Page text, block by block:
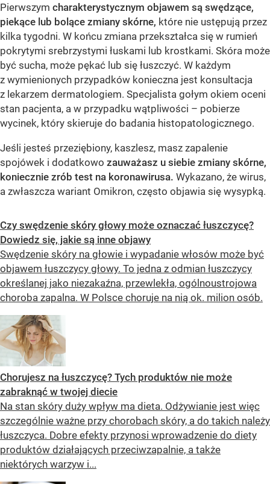
Pierwszym charakterystycznym objawem są swędzące,
piekące lub bolące zmiany skórne, które nie ustępują przez
kilka tygodni. W końcu zmiana przekształca się w rumień
pokrytymi srebrzystymi łuskami lub krostkami. Skóra może
być sucha, może pękać lub się łuszczyć. W każdym
z wymienionych przypadków konieczna jest konsultacja
z lekarzem dermatologiem. Specjalista gołym okiem oceni
stan pacjenta, a w przypadku wątpliwości – pobierze
wycinek, który skieruje do badania histopatologicznego.
Jeśli jesteś przeziębiony, kaszlesz, masz zapalenie
spojówek i dodatkowo zauważasz u siebie zmiany skórne,
koniecznie zrób test na koronawirusa. Wykazano, że wirus,
a zwłaszcza wariant Omikron, często objawia się wysypką.
Czy swędzenie skóry głowy może oznaczać łuszczycę?
Dowiedz się, jakie są inne objawy
Swędzenie skóry na głowie i wypadanie włosów może być
objawem łuszczycy głowy. To jedna z odmian łuszczycy
określanej jako niezakaźna, przewlekła, ogólnoustrojowa
choroba zapalna. W Polsce choruje na nią ok. milion osób.
Chorujesz na łuszczycę? Tych produktów nie może
zabraknąć w twojej diecie
Na stan skóry duży wpływ ma dieta. Odżywianie jest więc
szczególnie ważne przy chorobach skóry, a do takich należy
łuszczyca. Dobre efekty przynosi wprowadzenie do diety
produktów działających przeciwzapalnie, a także
niektórych warzyw i...